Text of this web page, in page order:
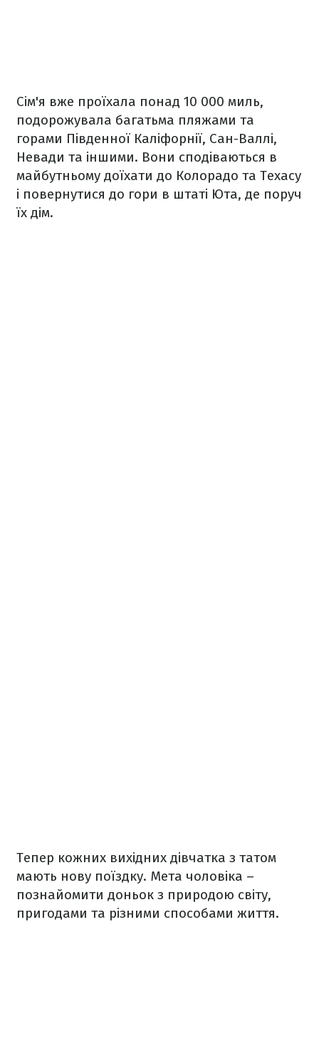
Сім'я вже проїхала понад 10 000 миль,
подорожувала багатьма пляжами та
горами Південної Каліфорнії, Сан-Валлі,
Невади та іншими. Вони сподіваються в
майбутньому доїхати до Колорадо та Техасу
і повернутися до гори в штаті Юта, де поруч
їх дім.
Тепер кожних вихідних дівчатка з татом
мають нову поїздку. Мета чоловіка –
познайомити доньок з природою світу,
пригодами та різними способами життя.